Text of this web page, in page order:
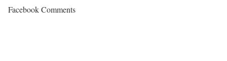
Facebook Comments